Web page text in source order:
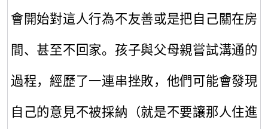
會開始對這人行為不友善或是把自己關在房
間、甚至不回家。 孩子與父母親嘗試溝通的
過程，經歷了一連串挫敗，他們可能會發現
自己的意見不被採納（就是不要讓那人住進